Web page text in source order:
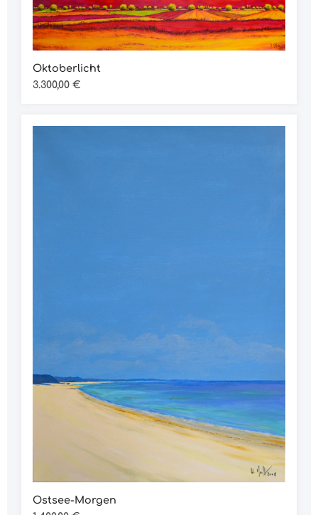
Oktoberlicht
Regulärer Preis:
3.300,00 €
Ostsee-Morgen